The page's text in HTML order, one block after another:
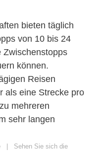
bieten täglich
von 10 bis 24
Zwischenstopps
können.
Reisen
als eine Strecke pro
mehreren
sehr langen
| Sehen Sie sich die